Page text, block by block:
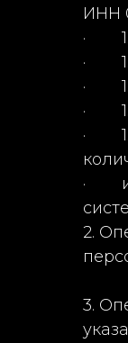
ИНН
·
·
·
·
·
·
2.
3.